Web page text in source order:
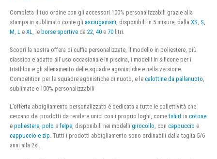
Completa il tuo ordine con gli accessori 100% personalizzabili grazie alla
stampa in sublimato come gli asciugamani , disponibili in 5 misure, dalla XS S
M L e XL , le borse sportive da 22 40 e 70 litri.
Scopri la nostra offera di cuffie personalizzate, il modello in poliestere, più
classico e adatto all’uso occasionale in piscina, i modelli in silicone per i
triathlon e gli allenamento delle squadre agonistiche e nella versione
Competition per le squadre agonistiche di nuoto, e le calottine da pallanuoto,
sublimate e 100% personalizzabili
L’offerta abbigliamento personalizzato è dedicata a tutte le collettività che
cercano dei prodotti da rendere unici con i proprio loghi, cometshirt in cotone
e poliestere, polo e felpe, disponibili nei modelli girocollo, con cappuccio e
cappuccio e zip. Tutti i prodotti abbigliamento sono ordinabili dalla taglia 5/6
anni alla 2xl.